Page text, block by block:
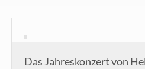
Das Jahreskonzert von